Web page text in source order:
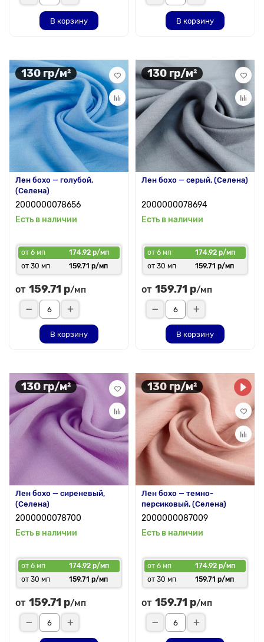
В корзину В корзину
130 гр/м²
Лен бохо — голубой,
(Селена)
2000000078656
Есть в наличии
от 6 мп
174.92 р/мп
от 30 мп
159.71 р/мп
от 159.71 р/мп
В корзину
130 гр/м²
Лен бохо — серый, (Селена)
2000000078694
Есть в наличии
от 6 мп
174.92 р/мп
от 30 мп
159.71 р/мп
от 159.71 р/мп
В корзину
130 гр/м²
Лен бохо — сиреневый,
(Селена)
2000000078700
Есть в наличии
от 6 мп
174.92 р/мп
от 30 мп
159.71 р/мп
от 159.71 р/мп
130 гр/м²
Лен бохо — темно-
персиковый, (Селена)
2000000087009
Есть в наличии
от 6 мп
174.92 р/мп
от 30 мп
159.71 р/мп
от 159.71 р/мп